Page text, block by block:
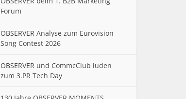
Forum
OBSERVER Analyse zum Eurovision
Song Contest 2026
OBSERVER und CommcClub luden
zum 3.PR Tech Day